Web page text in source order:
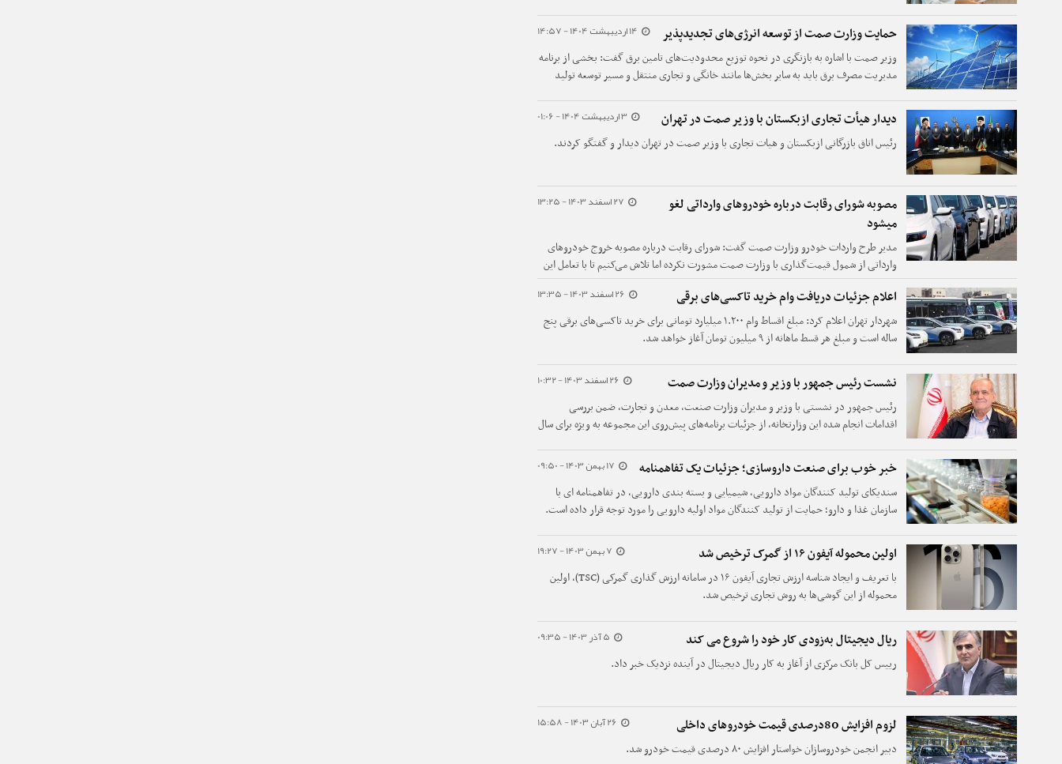
14 اردیبهشت 1404 - 14:57 حمایت وزارت صمت از توسعه انرژی‌های تجدیدپذیر
وزیر صمت با اشاره به بازنگری در نحوه توزیع محدودیت‌های تامین برق گفت: بخشی از برنامه
مدیریت مصرف برق باید به سایر بخش‌ها مانند خانگی و تجاری منتقل و مسیر توسعه تولید
3 اردیبهشت 1404 - 01:06 دیدار هیأت تجاری ازبکستان با وزیر صمت در تهران
رئیس اتاق بازرگانی ازبکستان و هیات تجاری با وزیر صمت در تهران دیدار و گفتگو کردند.
27 اسفند 1403 - 13:25
مصوبه شورای رقابت درباره خودروهای وارداتی لغو
میشود
مدیر طرح واردات خودرو وزارت صمت گفت: شورای رقابت درباره مصوبه خروج خودروهای
وارداتی از شمول قیمت‌گذاری با وزارت صمت مشورت نکرده اما تلاش می‌کنیم تا با تعامل این
مصوبه را لغو کنیم.
26 اسفند 1403 - 13:35 اعلام جزئیات دریافت وام خرید تاکسی‌های برقی
شهردار تهران اعلام کرد: مبلغ اقساط وام ۱.۲۰۰ میلیارد تومانی برای خرید تاکسی‌های برقی پنج
ساله است و مبلغ هر قسط ماهانه از ۹ میلیون تومان آغاز خواهد شد.
26 اسفند 1403 - 10:32 نشست رئیس جمهور با وزیر و مدیران وزارت صمت
رئیس جمهور در نشستی با وزیر و مدیران وزارت صنعت، معدن و تجارت، ضمن بررسی
اقدامات انجام شده این وزارتخانه، از جزئیات برنامه‌های پیش‌روی این مجموعه به ویژه برای سال
17 بهمن 1403 - 09:50 خبر خوب برای صنعت داروسازی؛ جزئیات یک تفاهمنامه
سندیکای تولید کنندگان مواد دارویی، شیمیایی و بسته بندی دارویی، در تفاهمنامه ای با
سازمان غذا و دارو؛ حمایت از تولید کنندگان مواد اولیه دارویی را مورد توجه قرار داده است.
7 بهمن 1403 - 19:27 اولین محموله آیفون ۱۶ از گمرک ترخیص شد
با تعریف و ایجاد شناسه ارزش تجاری آیفون ۱۶ در سامانه ارزش گذاری گمرکی (TSC)، اولین
محموله از این گوشی‌ها به روش تجاری ترخیص شد.
5 آذر 1403 - 09:35 ریال دیجیتال به‌زودی کار خود را شروع می کند
رییس کل بانک مرکزی از آغاز به کار ریال دیجیتال در آینده نزدیک خبر داد.
26 آبان 1403 - 15:58 لزوم افزایش 80درصدی قیمت خودروهای داخلی
دبیر انجمن خودروسازان خواستار افزایش ۸۰ درصدی قیمت خودرو شد.